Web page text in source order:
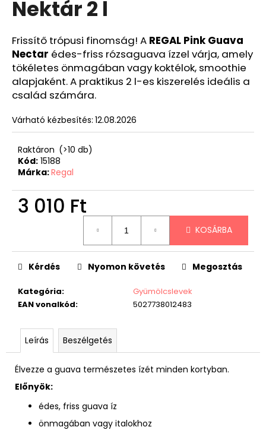
Nektár 2 l
Frissítő trópusi finomság! A REGAL Pink Guava
Nectar édes-friss rózsaguava ízzel várja, amely
tökéletes önmagában vagy koktélok, smoothie
alapjaként. A praktikus 2 l-es kiszerelés ideális a
család számára.
Várható kézbesítés: 12.08.2026
Raktáron (>10 db)
Kód: 15188
Márka:Regal
3 010 Ft
KOSÁRBA
Kategória:
Gyümölcslevek
EAN vonalkód: 5027738012483
Kérdés Nyomon követés Megosztás
Leírás Beszélgetés
Élvezze a guava természetes ízét minden kortyban.
Előnyök:
édes, friss guava íz
önmagában vagy italokhoz